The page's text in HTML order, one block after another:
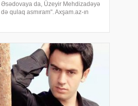
Əsədovaya da, Üzeyir Mehdizadəyə
də qulaq asmıram". Axşam.az-ın
onla